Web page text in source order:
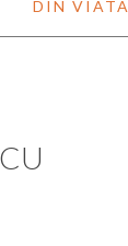
DIN VIATA